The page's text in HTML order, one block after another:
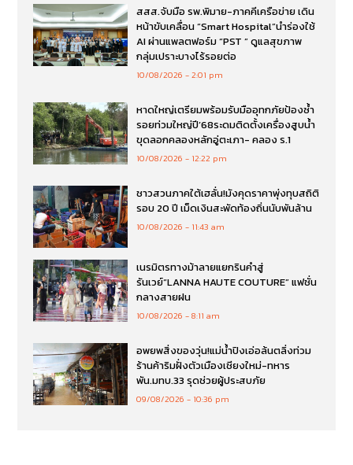
สสส.จับมือ รพ.พิมาย-ภาคคีเครือข่าย เดิน
หน้าขับเคลื่อน “Smart Hospital”นำร่องใช้
AI ผ่านแพลตฟอร์ม “PST ” ดูแลสุขภาพ
กลุ่มเปราะบางไร้รอยต่อ
10/08/2026 2:01 pm
หาดใหญ่เตรียมพร้อมรับมืออุทกภัยป้องซ้ำ
รอยท่วมใหญ่ปี’68ระดมติดตั้งเครื่องสูบน้ำ
ขุดลอกคลองหลักอู่ตะเภา- คลอง ร.1
10/08/2026 12:22 pm
ชาวสวนภาคใต้เฮลั่น!มังคุดราคาพุ่งทุบสถิติ
รอบ 20 ปี เม็ดเงินสะพัดท้องถิ่นนับพันล้าน
10/08/2026 11:43 am
เนรมิตรทางม้าลายแยกรินคำสู่
รันเวย์“LANNA HAUTE COUTURE” แฟชั่น
กลางสายฝน
10/08/2026 8:11 am
อพยพสิ่งของวุ่น!แม่น้ำปิงเอ่อล้นตลิ่งท่วม
ร้านค้าริมฝั่งตัวเมืองเชียงใหม่-ทหาร
พัน.มทบ.33 รุดช่วยผู้ประสบภัย
09/08/2026 10:36 pm